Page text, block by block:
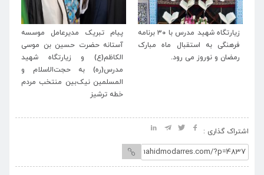
زیارتگاه شهید مدرس با ۳۰ برنامه
فرهنگی به استقبال ماه مبارک
رمضان و نوروز می رود.
پیام تبریک مدیرعامل موسسه
آستانه حضرت حسین بن موسی
الکاظم(ع) و زیارتگاه شهید
مدرس(ره) به حجت‌الاسلام و
المسلمین نیک‌بین منتخب مردم
خطه ترشیز
اشتراک گذاری :